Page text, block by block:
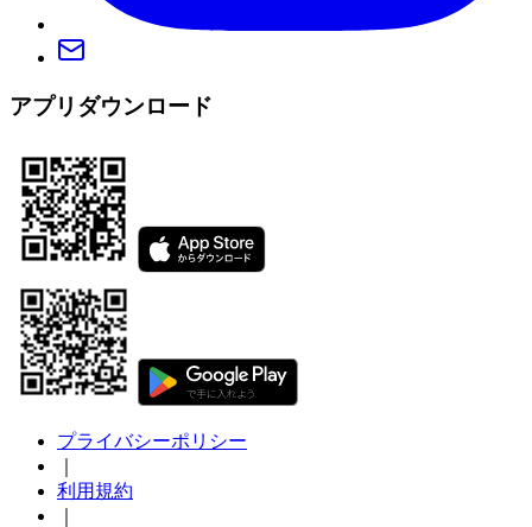
アプリダウンロード
プライバシーポリシー
利用規約